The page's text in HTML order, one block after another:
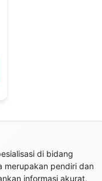
di bidang
merupakan pendiri dan
informasi akurat,